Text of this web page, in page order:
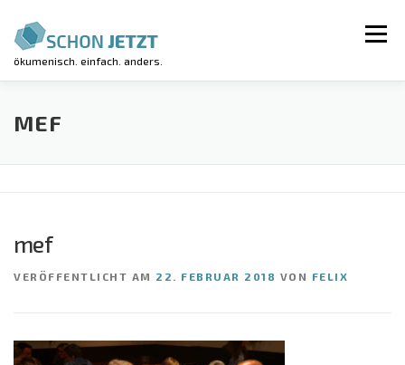
Inhalt
springen
ökumenisch. einfach. anders.
Menü
AKTUELLES
KIRCHE KUNTERBUNT
MEF
mef
VERÖFFENTLICHT AM 22. FEBRUAR 2018 VON FELIX